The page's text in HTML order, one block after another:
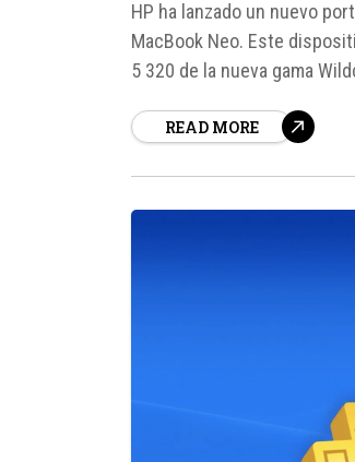
HP ha lanzado un nuevo
MacBook Neo. Este
5 320 de la nueva gama
READ MORE